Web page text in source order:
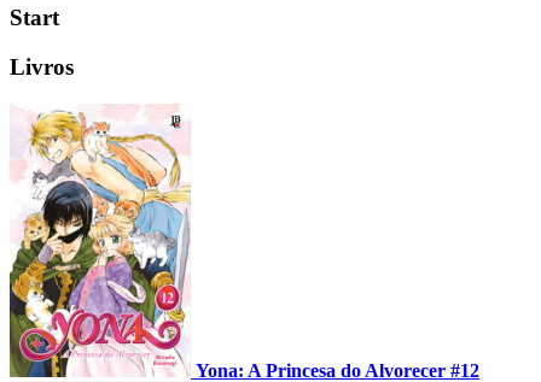
Start
Livros
Yona: A Princesa do Alvorecer #12